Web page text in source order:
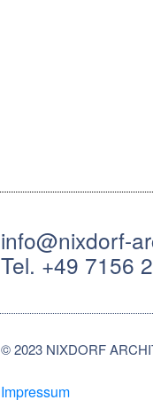
info@nixdorf-
Tel. +49 7156
© 2023 NIXDORF
Impressum